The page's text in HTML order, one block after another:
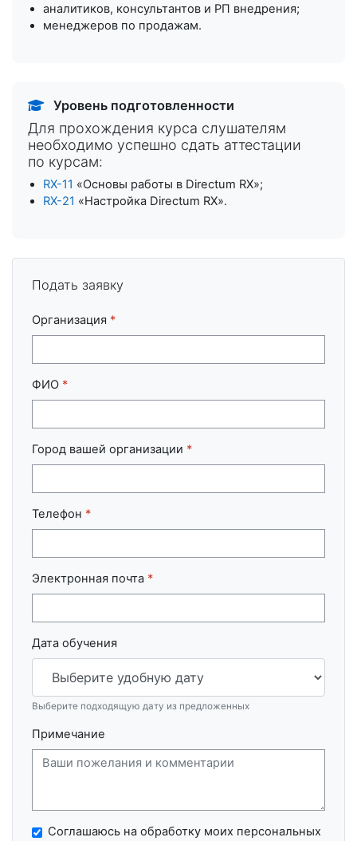
аналитиков, консультантов и РП внедрения;
менеджеров по продажам.
Уровень подготовленности
Для прохождения курса слушателям
необходимо успешно сдать аттестации
по курсам:
RX-11 «Основы работы в Directum RX»;
RX-21 «Настройка Directum RX».
Подать заявку
Организация *
ФИО *
Город вашей организации *
Телефон *
Электронная почта *
Дата обучения
Выберите подходящую дату из предложенных
Примечание
Соглашаюсь на обработку моих персональных